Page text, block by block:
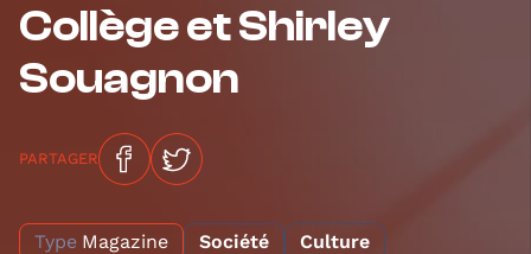
Collège et Shirley
Souagnon
PARTAGER
Type Magazine Société
Culture